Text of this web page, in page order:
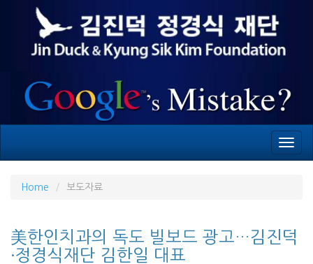
Home 보도자료
美한인치과의 독도 빌보드 광고…김진덕
·정경식재단 김한일 대표